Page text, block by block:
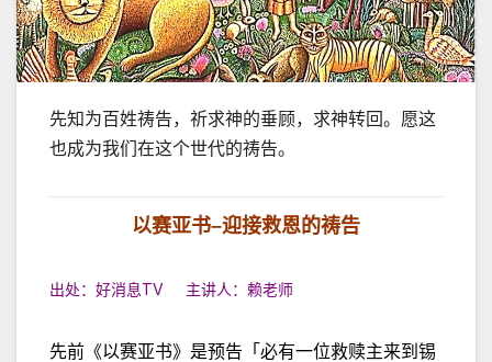
先知为百姓祷告，祈求神的垂顾，求神转回。愿这
也成为我们在这个世代的祷告。
以赛亚书–迎接救恩的祷告
出处：好消息TV 主讲人：赖老师
先前《以赛亚书》是预告「必有一位救赎主来到锡